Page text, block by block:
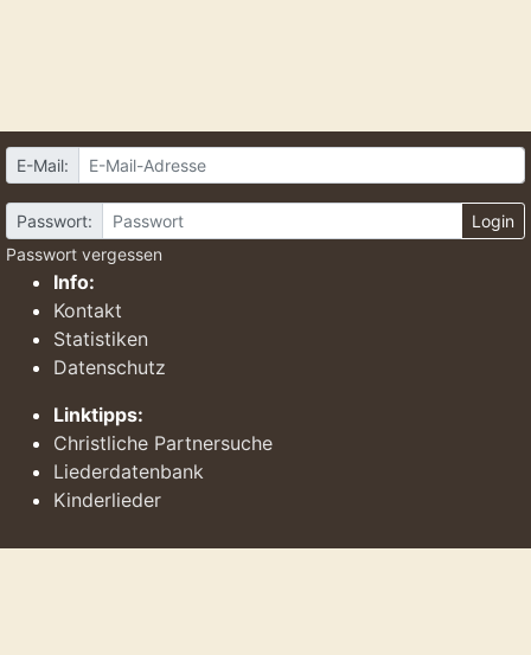
E-Mail:
Passwort:
Login
Passwort vergessen
Info:
Kontakt
Statistiken
Datenschutz
Linktipps:
Christliche Partnersuche
Liederdatenbank
Kinderlieder